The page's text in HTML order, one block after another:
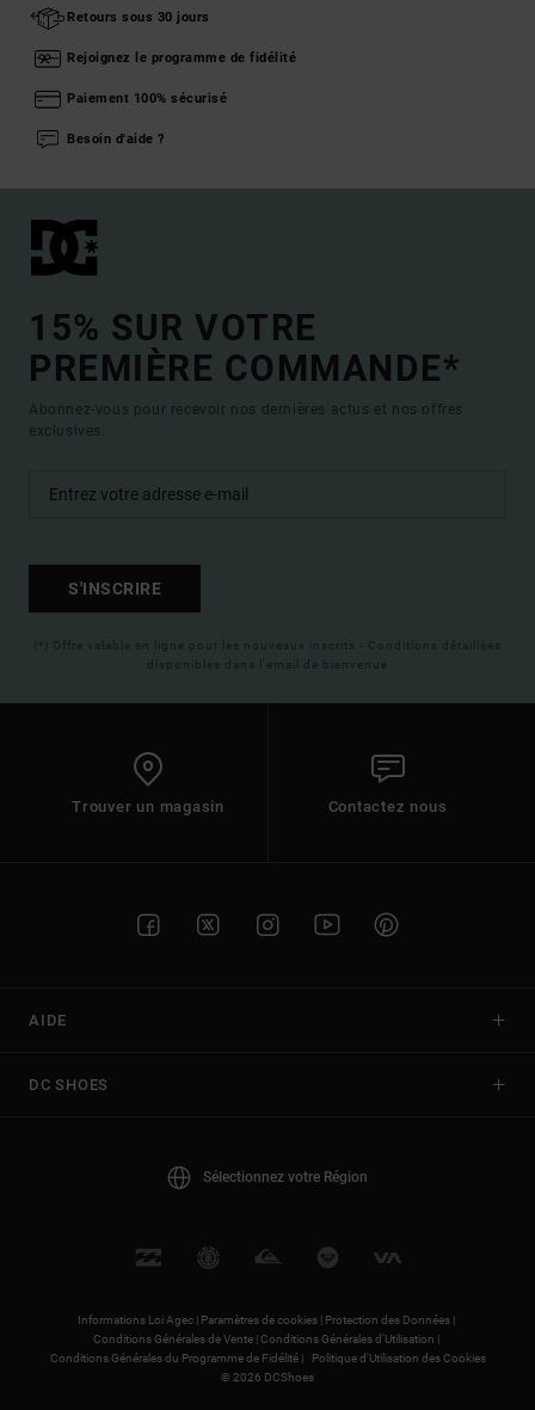
Retours sous 30 jours
Rejoignez le programme de fidélité
Paiement 100% sécurisé
Besoin d'aide ?
15% SUR VOTRE
PREMIÈRE COMMANDE*
Abonnez-vous pour recevoir nos dernières actus et nos offres
exclusives.
S'INSCRIRE
(*) Offre valable en ligne pour les nouveaux inscrits - Conditions détaillées
disponibles dans l'email de bienvenue
Trouver un magasin Contactez nous
AIDE
DC SHOES
Sélectionnez votre Région
Informations Loi Agec | Paramètres de cookies | Protection des Données |
Conditions Générales de Vente |Conditions Générales d'Utilisation |
Conditions Générales du Programme de Fidélité |
Politique d'Utilisation des Cookies
© 2026 DCShoes